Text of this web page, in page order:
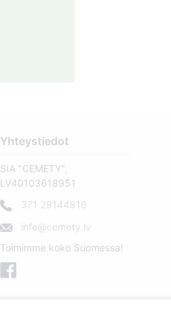
Yhteystiedot
SIA "CEMETY",
LV40103618951
371 29144816
info@cemety.lv
Toimimme koko Suomessa!